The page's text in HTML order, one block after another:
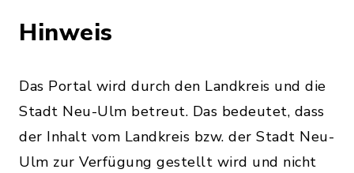
Hinweis
Das Portal wird durch den Landkreis und die
Stadt Neu-Ulm betreut. Das bedeutet, dass
der Inhalt vom Landkreis bzw. der Stadt Neu-
Ulm zur Verfügung gestellt wird und nicht